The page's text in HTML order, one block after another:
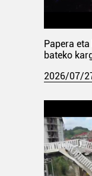
Papera
bateko
2026/07/